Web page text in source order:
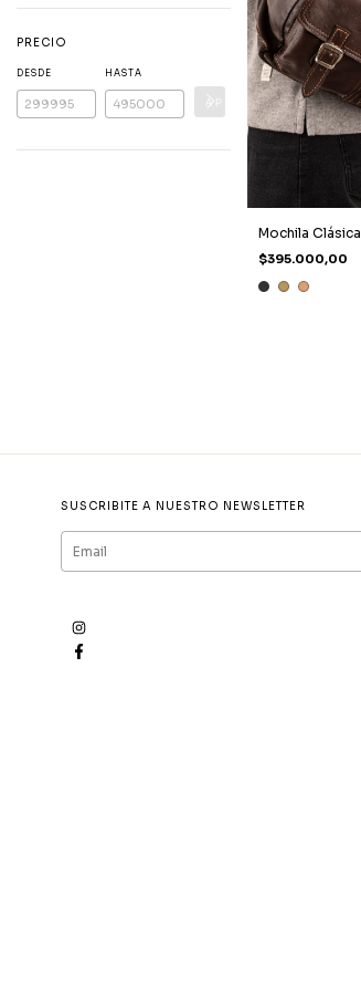
PRECIO
DESDE HASTA
APLICAR
Mochila Clásica
$395.000,00
SUSCRIBITE A NUESTRO NEWSLETTER